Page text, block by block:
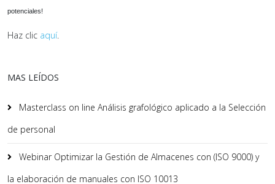
potenciales!
Haz clic aquí.
MAS LEÍDOS
Masterclass on line Análisis grafológico aplicado a la Selección
de personal
Webinar Optimizar la Gestión de Almacenes con (ISO 9000) y
la elaboración de manuales con ISO 10013